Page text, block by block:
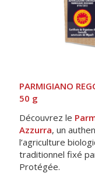
PARMIGIANO
50 g
Découvrez le
Azzurra, un
l’agriculture
traditionnel fixé
Protégée.